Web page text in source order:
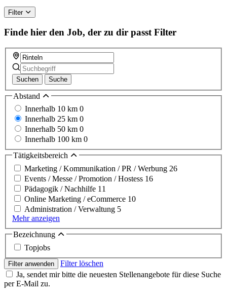
Filter
Finde hier den Job, der zu dir passt Filter
Suchen Suche
Abstand
Innerhalb 10 km 0
Innerhalb 25 km 0
Innerhalb 50 km 0
Innerhalb 100 km 0
Tätigkeitsbereich
Marketing / Kommunikation / PR / Werbung 26
Events / Messe / Promotion / Hostess 16
Pädagogik / Nachhilfe 11
Online Marketing / eCommerce 10
Administration / Verwaltung 5
Mehr anzeigen
Bezeichnung
Topjobs
Filter anwenden
Filter löschen
Ja, sendet mir bitte die neuesten Stellenangebote für diese Suche
per E-Mail zu.